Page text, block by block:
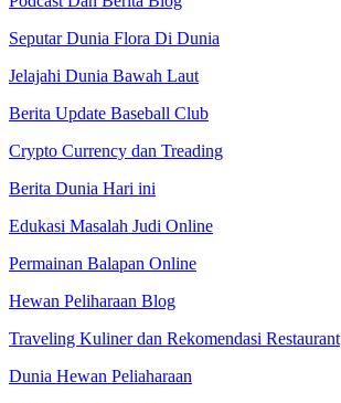
Seputar Dunia Flora Di Dunia
Jelajahi Dunia Bawah Laut
Berita Update Baseball Club
Crypto Currency dan Treading
Berita Dunia Hari ini
Edukasi Masalah Judi Online
Permainan Balapan Online
Hewan Peliharaan Blog
Traveling Kuliner dan Rekomendasi Restaurant
Dunia Hewan Peliaharaan